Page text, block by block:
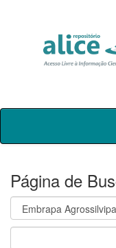
Skip
Página de